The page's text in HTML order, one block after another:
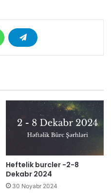
Heftelik burcler -2-8
Dekabr 2024
30 Noyabr 2024